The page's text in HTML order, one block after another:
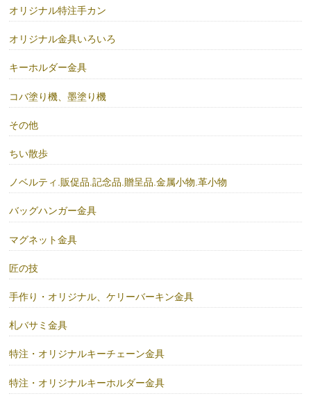
オリジナル特注手カン
オリジナル金具いろいろ
キーホルダー金具
コバ塗り機、墨塗り機
その他
ちい散歩
ノベルティ.販促品.記念品.贈呈品.金属小物.革小物
バッグハンガー金具
マグネット金具
匠の技
手作り・オリジナル、ケリーバーキン金具
札バサミ金具
特注・オリジナルキーチェーン金具
特注・オリジナルキーホルダー金具